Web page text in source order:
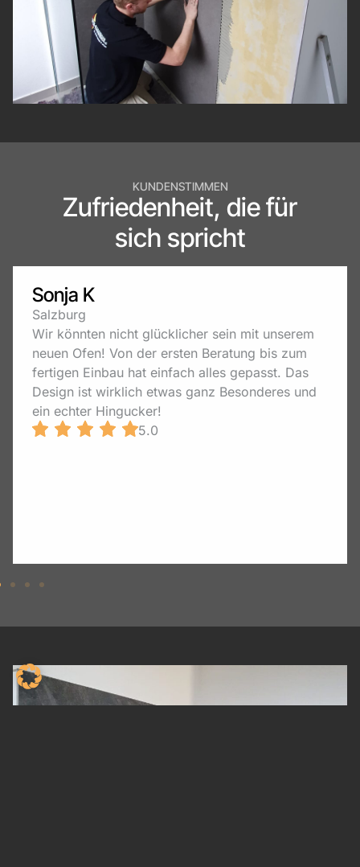
KUNDENSTIMMEN
Zufriedenheit, die für
sich spricht
Sonja K
Salzburg
Wir könnten nicht glücklicher sein mit unserem
neuen Ofen! Von der ersten Beratung bis zum
fertigen Einbau hat einfach alles gepasst. Das
Design ist wirklich etwas ganz Besonderes und
ein echter Hingucker!
5.0